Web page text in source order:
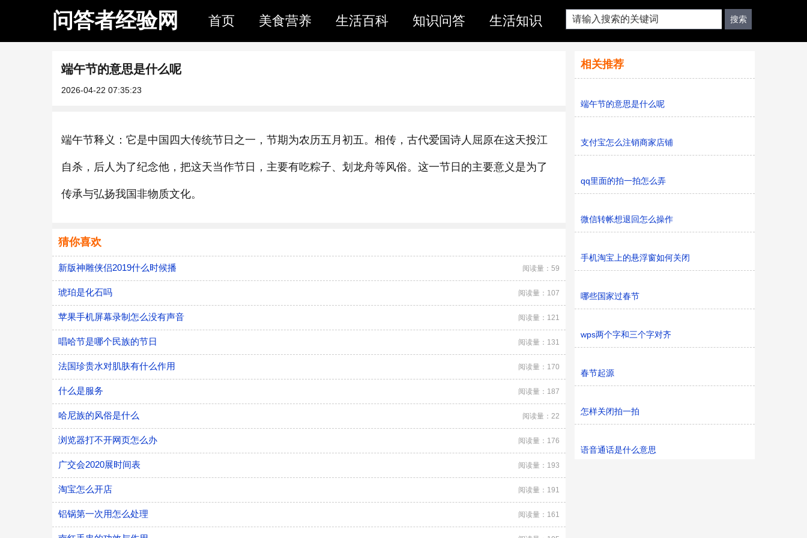
问答者经验网 首页 美食营养 生活百科 知识问答 生活知识
端午节的意思是什么呢
2026-04-22 07:35:23
端午节释义：它是中国四大传统节日之一，节期为农历五月初五。相传，古代爱国诗人屈原在这天投江
自杀，后人为了纪念他，把这天当作节日，主要有吃粽子、划龙舟等风俗。这一节日的主要意义是为了
传承与弘扬我国非物质文化。
猜你喜欢
新版神雕侠侣2019什么时候播 阅读量：59
琥珀是化石吗 阅读量：107
苹果手机屏幕录制怎么没有声音 阅读量：121
唱哈节是哪个民族的节日 阅读量：131
法国珍贵水对肌肤有什么作用 阅读量：170
什么是服务 阅读量：187
哈尼族的风俗是什么 阅读量：22
浏览器打不开网页怎么办 阅读量：176
广交会2020展时间表 阅读量：193
淘宝怎么开店 阅读量：191
铝锅第一次用怎么处理 阅读量：161
相关推荐
端午节的意思是什么呢
支付宝怎么注销商家店铺
qq里面的拍一拍怎么弄
微信转帐想退回怎么操作
手机淘宝上的悬浮窗如何关闭
哪些国家过春节
wps两个字和三个字对齐
春节起源
怎样关闭拍一拍
语音通话是什么意思